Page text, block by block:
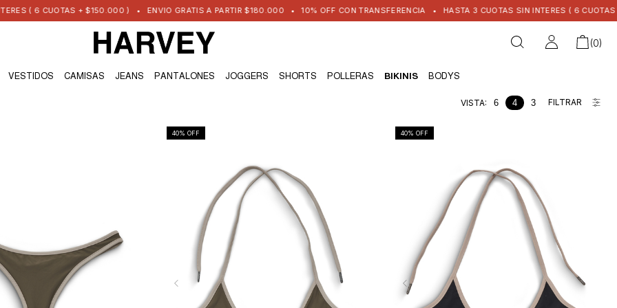
( 6 CUOTAS + $150.000 ) • ENVIO GRATIS A PARTIR $180.000 • 10% OFF CON TRANSFERENCIA • HASTA 3 CUOTAS SIN INTERES ( 6 CUOTAS +
(0)
VESTIDOS CAMISAS JEANS PANTALONES JOGGERS SHORTS POLLERAS BIKINIS BODYS
VISTA: 6 4 3 FILTRAR
40% OFF 40% OFF